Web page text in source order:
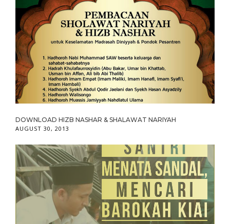
DOWNLOAD HIZB NASHAR & SHALAWAT NARIYAH
AUGUST 30, 2013